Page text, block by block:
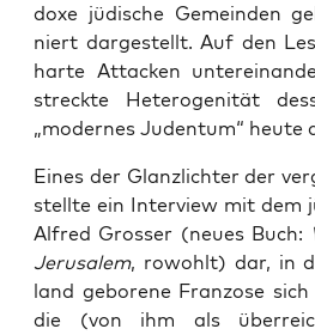
do­xe jüdi­sche Gemein­den
niert dar­ge­stellt. Auf den
har­te Atta­cken
streck­te Hete­ro­ge­ni­tät
„moder­nes Juden­tum“ heu­te
Eines der Glanz­lich­ter der
stell­te ein Inter­view mit dem
Alfred Gros­ser (neu­es Buch:
Jeru­sa­lem, rowohlt) dar, in
land gebo­re­ne Fran­zo­se
die (von ihm als